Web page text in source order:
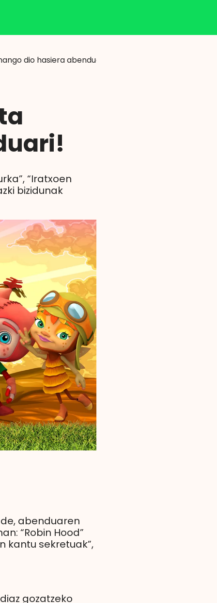
dio hasiera abenduari
“Iratxoen
bizidunak
abenduaren
“Robin Hood”
kantu sekretuak”,
gozatzeko